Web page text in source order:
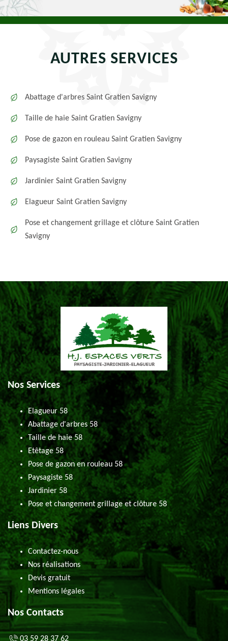
AUTRES SERVICES
Abattage d'arbres Saint Gratien Savigny
Taille de haie Saint Gratien Savigny
Pose de gazon en rouleau Saint Gratien Savigny
Paysagiste Saint Gratien Savigny
Jardinier Saint Gratien Savigny
Elagueur Saint Gratien Savigny
Pose et changement grillage et clôture Saint Gratien
Savigny
Nos Services
Elagueur 58
Abattage d'arbres 58
Taille de haie 58
Etêtage 58
Pose de gazon en rouleau 58
Paysagiste 58
Jardinier 58
Pose et changement grillage et clôture 58
Liens Divers
Contactez-nous
Nos réalisations
Devis gratuit
Mentions légales
Nos Contacts
03 59 28 37 62